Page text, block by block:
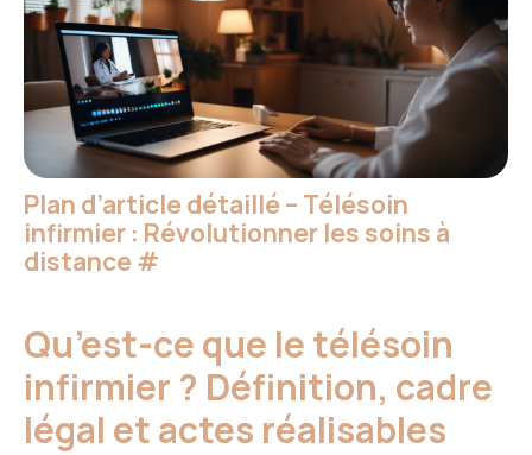
Plan d’article détaillé – Télésoin
infirmier : Révolutionner les soins à
distance#
Qu’est-ce que le télésoin
infirmier ? Définition, cadre
légal et actes réalisables